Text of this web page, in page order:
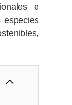
e
especies